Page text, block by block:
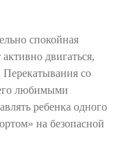
спокойная
двигаться,
Перекатывания со
любимыми
ребенка одного
на безопасной